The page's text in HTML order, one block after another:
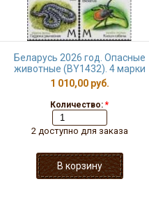
Беларусь 2026 год. Опасные
животные (BY1432). 4 марки
1 010,00 руб.
Количество: *
2 доступно для заказа